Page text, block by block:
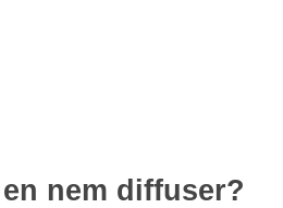
nem diffuser?